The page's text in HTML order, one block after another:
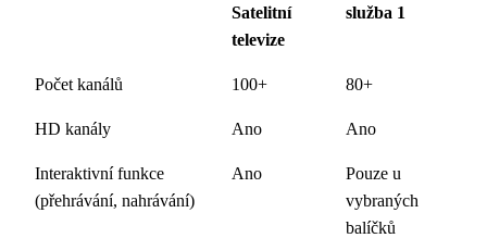
Satelitní
televize
služba 1
Počet kanálů 100+ 80+
HD kanály Ano Ano
Interaktivní funkce
(přehrávání, nahrávání)
Ano
Pouze u
vybraných
balíčků